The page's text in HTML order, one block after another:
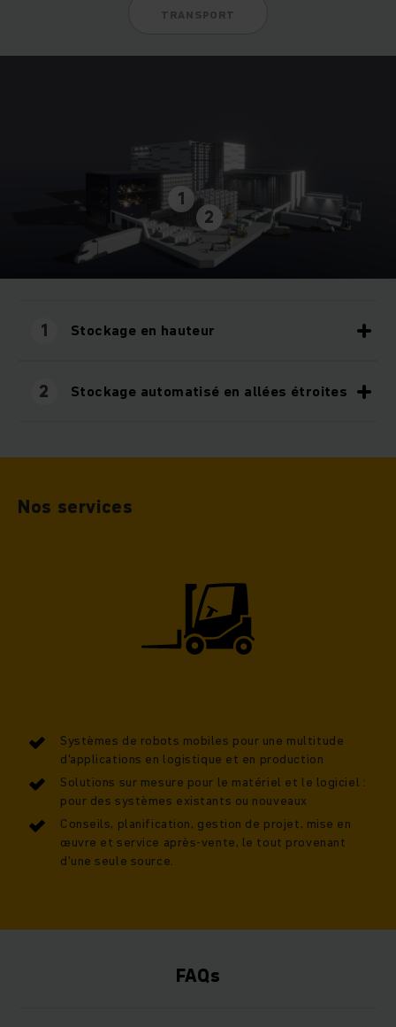
TRANSPORT
1
2
1 Stockage en hauteur
2 Stockage automatisé en allées étroites
Nos services
Systèmes de robots mobiles pour une multitude
d'applications en logistique et en production
Solutions sur mesure pour le matériel et le logiciel :
pour des systèmes existants ou nouveaux
Conseils, planification, gestion de projet, mise en
œuvre et service après-vente, le tout provenant
d'une seule source.
FAQs